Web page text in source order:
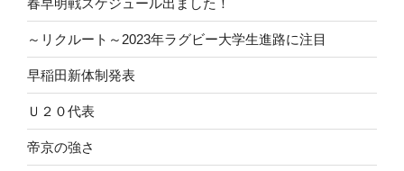
～リクルート～2023年ラグビー大学生進路に注目
早稲田新体制発表
Ｕ２０代表
帝京の強さ